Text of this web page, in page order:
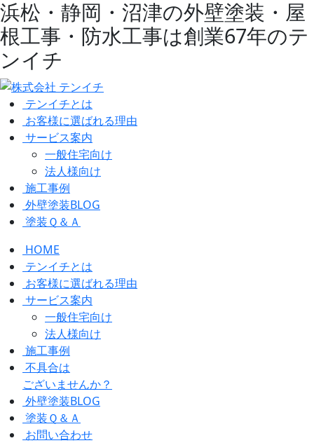
浜松・静岡・沼津の外壁塗装・屋
根工事・防水工事は創業67年のテ
ンイチ
テンイチとは
お客様に選ばれる理由
サービス案内
一般住宅向け
法人様向け
施工事例
外壁塗装BLOG
塗装Ｑ＆Ａ
HOME
テンイチとは
お客様に選ばれる理由
サービス案内
一般住宅向け
法人様向け
施工事例
不具合は
ございませんか？
外壁塗装BLOG
塗装Ｑ＆Ａ
お問い合わせ